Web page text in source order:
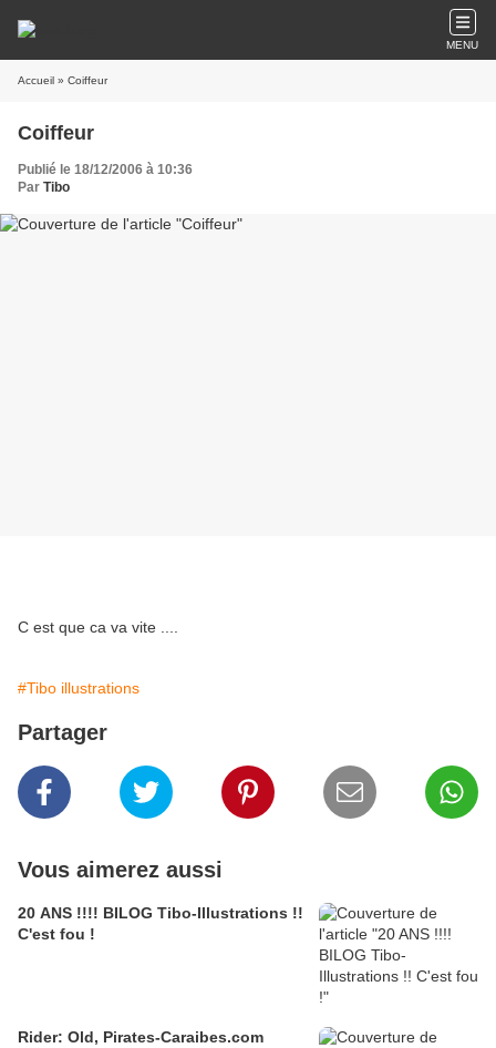
MENU
Accueil » Coiffeur
Coiffeur
Publié le 18/12/2006 à 10:36
Par Tibo
C est que ca va vite ....
#Tibo illustrations
Partager
Vous aimerez aussi
20 ANS !!!! BILOG Tibo-Illustrations !!
C'est fou !
Rider: Old, Pirates-Caraibes.com